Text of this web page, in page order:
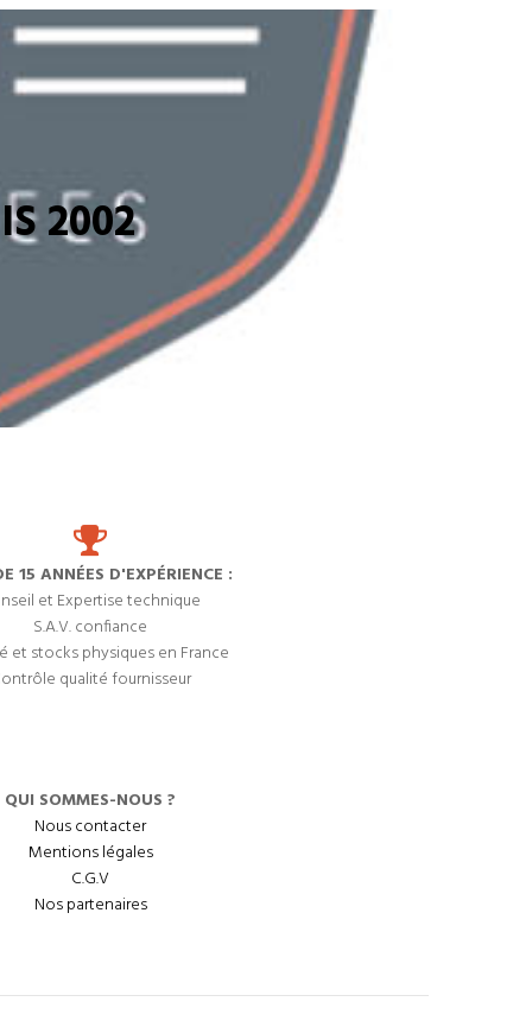
2002
15 ANNÉES D'EXPÉRIENCE :
et Expertise technique
S.A.V. confiance
et stocks physiques en France
qualité fournisseur
QUI SOMMES-NOUS ?
Nous contacter
Mentions légales
C.G.V
Nos partenaires